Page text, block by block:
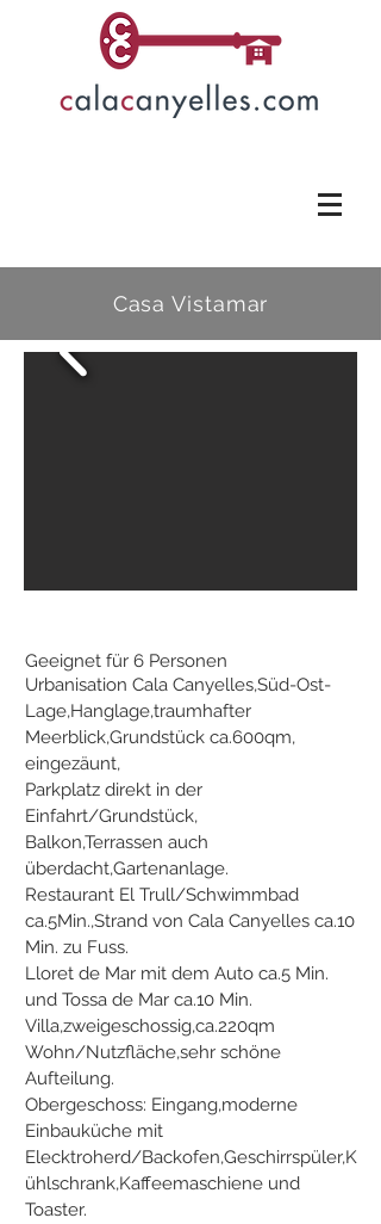
Casa Vistamar
Geeignet für 6 Personen
Urbanisation Cala Canyelles,Süd-Ost-
Lage,Hanglage,traumhafter
Meerblick,Grundstück ca.600qm,
eingezäunt,
Parkplatz direkt in der
Einfahrt/Grundstück,
Balkon,Terrassen auch
überdacht,Gartenanlage.
Restaurant El Trull/Schwimmbad
ca.5Min.,Strand von Cala Canyelles ca.10
Min. zu Fuss.
Lloret de Mar mit dem Auto ca.5 Min.
und Tossa de Mar ca.10 Min.
Villa,zweigeschossig,ca.220qm
Wohn/Nutzfläche,sehr schöne
Aufteilung.
Obergeschoss: Eingang,moderne
Einbauküche mit
Elecktroherd/Backofen,Geschirrspüler,K
ühlschrank,Kaffeemaschiene und
Toaster.